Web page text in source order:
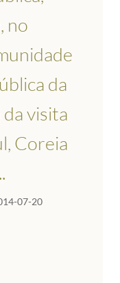
no
da
visita
Coreia
07-20